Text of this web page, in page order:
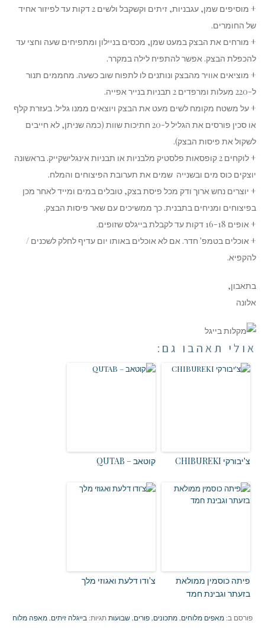
+ מוסיפים שמן, עגבניות, זיתים וקשקבל ולשים 2 דקות עד לפיזור אחיד
של החומרים.
+ מורחים את הבצק במעט שמן, מכסים בניילון ומתפיחים שעה וחצי עד
להכפלת הבצק. אפשר להתפיח לילה במקרר.
+ מוציאים אוויר מהבצק ונותנים לו לתפוח שוב כשעה. מחממים תנור
ל-220 מעלות ומרפדים 2 תבניות בנייר אפייה.
+ על משטח מקומח לשים מעט את הבצק ויוצאים ממנו גליל. בעזרת קלף
או סכין פורסים את הגליל ל-20 חתיכות שוות (כמה שניתן, לא חייבים
לשקול את פיסות הבצק).
+ לוקחים 2 קופסאות פלסטיק מלבניות או תבניות אינגלישקייק. בראשונה
יוצקים כוס מים ובשנייה שמים את תערובת הפיצוחים והמלח.
+ יוצרים נחש ארוך ודק מכל פיסת בצק, טובלים במים ומייד לאחר מכן
בפיצוחים ומניחים בתבנית. כך ממשיכים עם שאר פיסות הבצק.
+ אופים 16-18 דקות עד לקבלת בייגלס שזופים.
+ אוכלים בטמפ' חדר. אם לא אוכלים באותו יום עדיף לחלק לשכנים /
להקפיא.
בתאבון,
אלונה
אולי תאהבו גם:
צ'יבורקי CHIBUREKI קוטאב – QUTAB
פיתה כוסמין ממולאת
בזעתר וגבינת חמד
צ'ודו דלעת ואגוזי מלך
פורסם ב: מאפים מלוחים,מתכונים,פורים,שבועותתגיות: בייגלה זיתים,מאפה מלוח